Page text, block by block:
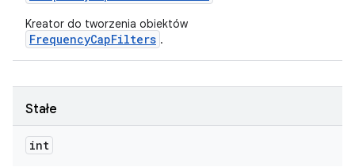
Kreator do tworzenia obiektów
FrequencyCapFilters .
Stałe
int